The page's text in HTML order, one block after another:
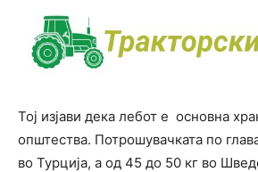
Тој изјави дека лебот е основна
општества. Потрошувачката по
во Турција, а од 45 до 50 кг во